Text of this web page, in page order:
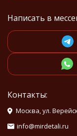
Написать в
Контакты:
Москва, ул.
info@mirdetali.ru